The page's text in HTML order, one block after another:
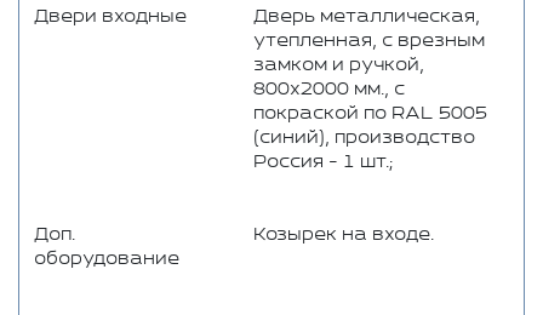
Двери входные
Дверь металлическая,
утепленная, с врезным
замком и ручкой,
800x2000 мм., с
покраской по RAL 5005
(синий), производство
Россия - 1 шт.;
Доп.
оборудование
Козырек на входе.